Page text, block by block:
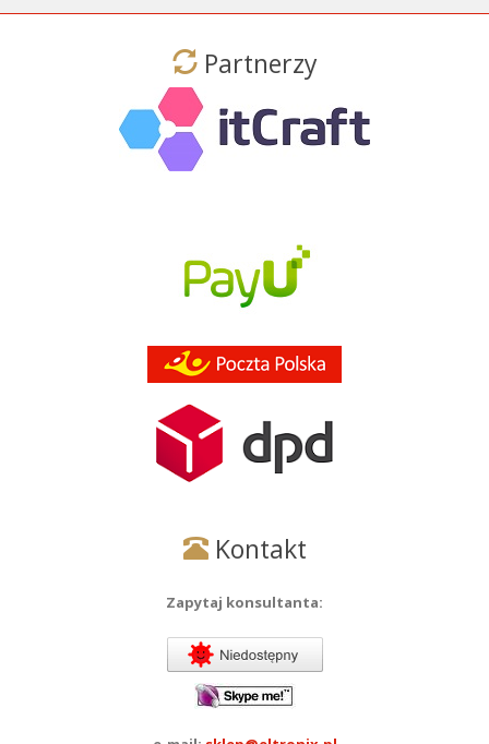
Partnerzy
Kontakt
Zapytaj konsultanta: